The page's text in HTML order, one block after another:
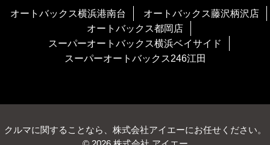
オートバックス横浜港南台
オートバックス藤沢柄沢店
オートバックス都岡店
スーパーオートバックス横浜ベイサイド
スーパーオートバックス246江田
クルマに関することなら、株式会社アイエーにお任せください。